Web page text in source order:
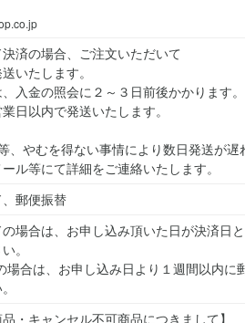
決済の場合、ご注文いただいて
いたします。
入金の照会に２～３日前後かかります。
日以内で発送いたします。
やむを得ない事情により数日発送が遅
等にて詳細をご連絡いたします。
、郵便振替
場合は、お申し込み頂いた日が決済日と
。
場合は、お申し込み日より１週間以内に
・キャンセル不可商品につきまして】